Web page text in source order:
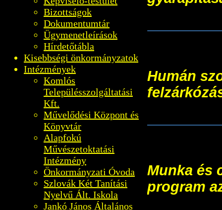
Humán
Munka és
program
Bizottságok
Dokumentumtár
Ügymenetleírások
Hírdetőtábla
Kisebbségi önkormányzatok
Intézmények
Komlós
Településszolgáltatási
Kft.
Művelődési Központ és
Könyvtár
Alapfokú
Művészetoktatási
Intézmény
Önkormányzati Óvoda
Szlovák Két Tanítási
Nyelvű Ált. Iskola
Jankó János Általános